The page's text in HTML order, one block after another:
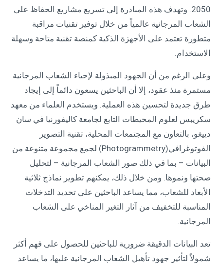
2050. وتهدف هذه المبادرة إلى تسريع مشاريع الحفاظ على
الشعاب المرجانية عالمياً من خلال توفير تقنيات مراقبة
متطورة تعتمد على الأجهزة الذكية كمنصة تقنية متاحة وسهلة
الاستخدام.
وعلى الرغم من أن الجهود المبذولة لإحياء الشعاب المرجانية
مستمرة منذ عقود، إلا أن الباحثين يسعون دائماً إلى إيجاد
طرق جديدة لتحسين هذه العملية. ويستخدم العلماء من معهد
سكريبس لعلوم المحيطات التابع لجامعة كاليفورنيا في سان
دييغو، بالتعاون مع المجتمعات المحلية، تقنية التصوير
الفوتوغرافي(Photogrammetry) لجمع مجموعة متنوعة من
البيانات – بما في ذلك صور الشعاب المرجانية – لتحليل
صحتها ونموها. ومن خلال ذلك، يمكنهم تطوير نماذج ثلاثية
الأبعاد للشعاب، مما يساعد الباحثين على تحديد التدخلات
المناسبة للتخفيف من آثار التغير المناخي على الشعاب
المرجانية.
تعد البيانات الدقيقة ضرورية للباحثين للحصول على فهم أكثر
شمولاً لتأثير جهود تأهيل الشعاب المرجانية عليها، ما يساعد